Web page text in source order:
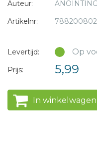
Auteur:
Artikelnr:
Levertijd: Op
Prijs: 5,99
In winkelwagen